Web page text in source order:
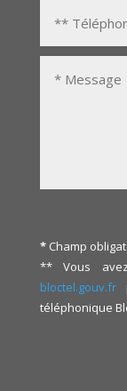
*Champ
** Vous
bloctel.gouv.fr
téléphonique